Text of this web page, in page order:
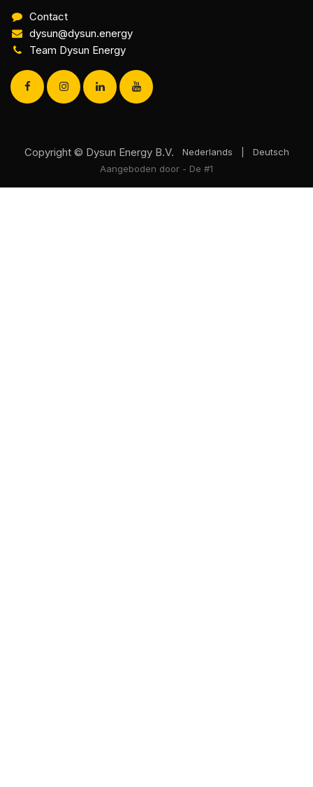
Contact
dysun@dysun.energy
Team Dysun Energy
Copyright © Dysun Energy B.V. Nederlands
Deutsch
Aangeboden door - De #1